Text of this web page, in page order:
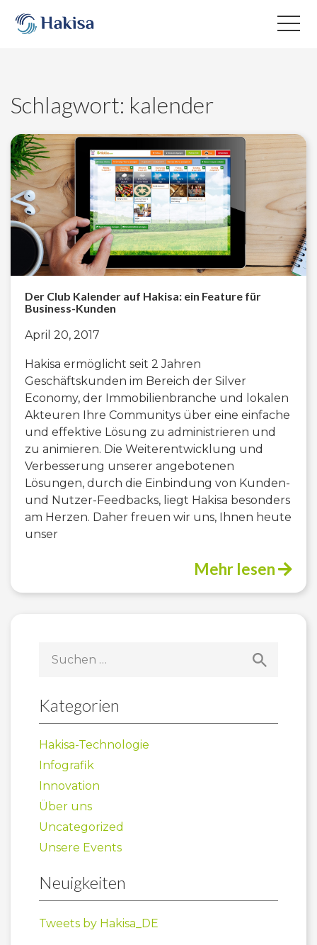
content
Schlagwort: kalender
Der Club Kalender auf Hakisa: ein Feature für
Business-Kunden
April 20, 2017
Hakisa ermöglicht seit 2 Jahren
Geschäftskunden im Bereich der Silver
Economy, der Immobilienbranche und lokalen
Akteuren Ihre Communitys über eine einfache
und effektive Lösung zu administrieren und
zu animieren. Die Weiterentwicklung und
Verbesserung unserer angebotenen
Lösungen, durch die Einbindung von Kunden-
und Nutzer-Feedbacks, liegt Hakisa besonders
am Herzen. Daher freuen wir uns, Ihnen heute
unser
Mehr lesen
nach:
Kategorien
Hakisa-Technologie
Infografik
Innovation
Über uns
Uncategorized
Unsere Events
Neuigkeiten
Tweets by Hakisa_DE